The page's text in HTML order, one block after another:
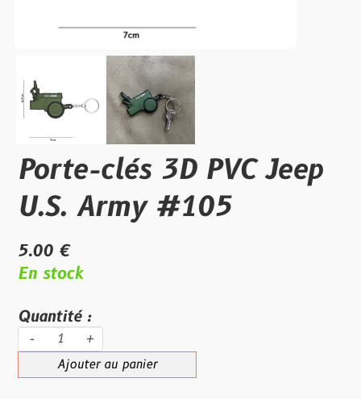
Porte-clés 3D PVC Jeep
U.S. Army #105
5.00 €
En stock
Quantité :
- +
Ajouter au panier